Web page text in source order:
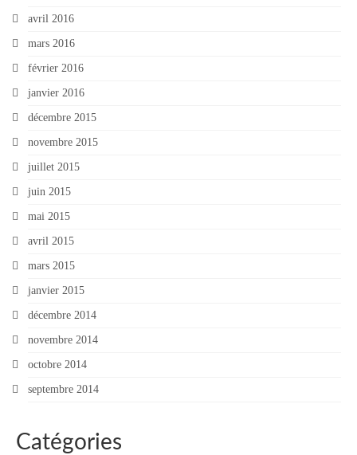
avril 2016
mars 2016
février 2016
janvier 2016
décembre 2015
novembre 2015
juillet 2015
juin 2015
mai 2015
avril 2015
mars 2015
janvier 2015
décembre 2014
novembre 2014
octobre 2014
septembre 2014
Catégories